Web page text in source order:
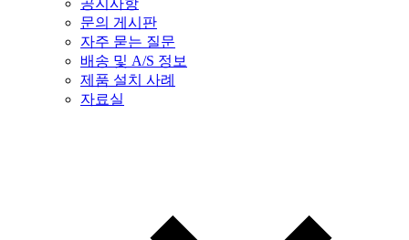
공지사항
문의 게시판
자주 묻는 질문
배송 및 A/S 정보
제품 설치 사례
자료실